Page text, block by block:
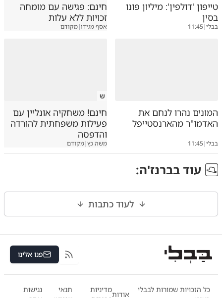
טייפון 'דולפין': מיליון פונו
בסין
בבלי|
11:45
חינם: פגישה עם מומחה
זכויות ללא עלות
אסף מגידו|מקודם
המונים נהרו לנחם את
האדמו"ר מהארנסטייפל
בבלי|
11:45
ש
חינם! משחקיה אונליין עם
פעילות משפחתית להורדה
והדפסה
משה כץ|מקודם
עוד בברנז'ה:
לעוד כתבות
RSS פנו אלינו
כל הזכויות שמורות לבבלי
אודות
מדיניות
תנאי
נגישות